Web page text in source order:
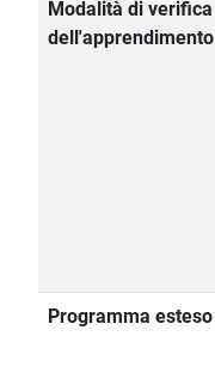
Modalità di verifica
dell'apprendimento
Programma esteso